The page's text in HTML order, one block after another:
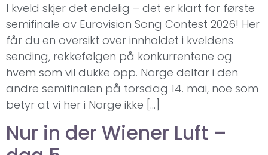
I kveld skjer det endelig – det er klart for første
semifinale av Eurovision Song Contest 2026! Her
får du en oversikt over innholdet i kveldens
sending, rekkefølgen på konkurrentene og
hvem som vil dukke opp. Norge deltar i den
andre semifinalen på torsdag 14. mai, noe som
betyr at vi her i Norge ikke […]
Nur in der Wiener Luft –